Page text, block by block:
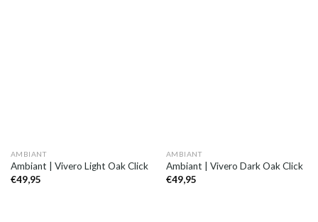
AMBIANT
Ambiant | Vivero Light Oak Click
€49,95
AMBIANT
Ambiant | Vivero Dark Oak Click
€49,95